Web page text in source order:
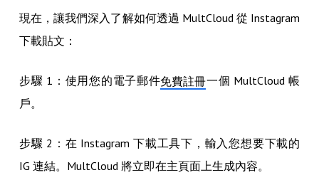
現在，讓我們深入了解如何透過 MultCloud 從 Instagram
下載貼文：
步驟 1：使用您的電子郵件免費註冊一個 MultCloud 帳
戶。
步驟 2：在 Instagram 下載工具下，輸入您想要下載的
IG 連結。MultCloud 將立即在主頁面上生成內容。